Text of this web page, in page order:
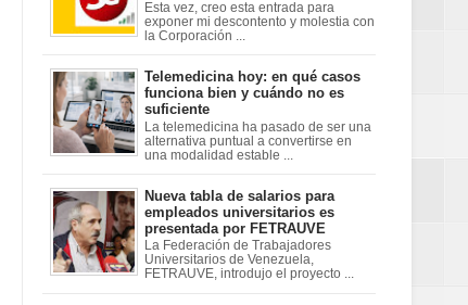
Esta vez, creo esta entrada para
exponer mi descontento y molestia con
la Corporación ...
Telemedicina hoy: en qué casos
funciona bien y cuándo no es
suficiente
La telemedicina ha pasado de ser una
alternativa puntual a convertirse en
una modalidad estable ...
Nueva tabla de salarios para
empleados universitarios es
presentada por FETRAUVE
La Federación de Trabajadores
Universitarios de Venezuela,
FETRAUVE, introdujo el proyecto ...